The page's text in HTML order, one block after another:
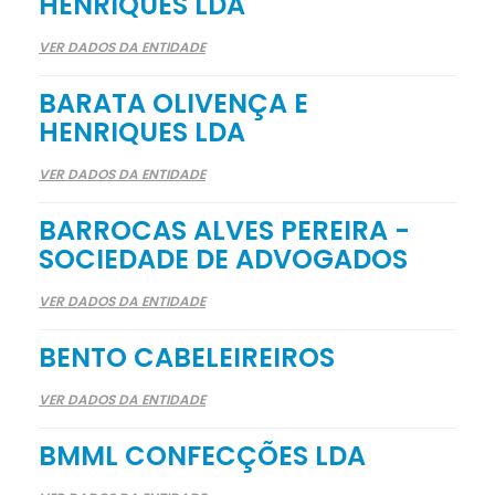
VER DADOS DA ENTIDADE
BARATA OLIVENÇA E
HENRIQUES LDA
VER DADOS DA ENTIDADE
BARROCAS ALVES PEREIRA -
SOCIEDADE DE ADVOGADOS
VER DADOS DA ENTIDADE
BENTO CABELEIREIROS
VER DADOS DA ENTIDADE
BMML CONFECÇÕES LDA